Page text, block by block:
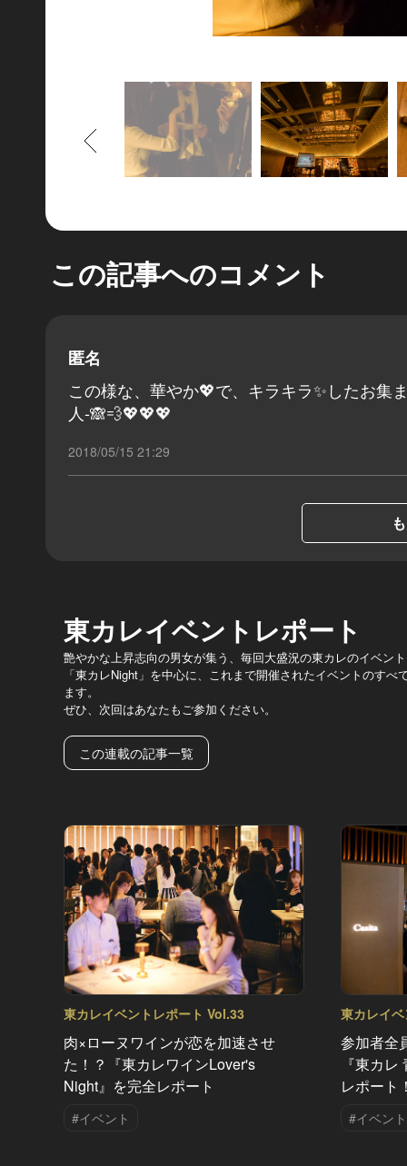
もどる
この記事へのコメント
匿名
この様な、華やか💖で、キラキラ✨したお
人-🙈💨💖💖💖
2018/05/15 21:29
東カレイベントレポート
艶やかな上昇志向の男女が集う、毎回大盛況の東カレのイベン
「東カレNight」を中心に、これまで開催されたイベントのすべ
ます。
ぜひ、次回はあなたもご参加ください。
この連載の記事一覧
東カレイベントレポート Vol.33
肉×ローヌワインが恋を加速させ
た！？『東カレワインLover's
Night』を完全レポート
#イベント
東カレイ
参加者全
『東カ
レポート
#イベント